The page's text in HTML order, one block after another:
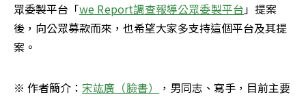
眾委製平台「we Report調查報導公眾委製平台」提案
後，向公眾募款而來，也希望大家多支持這個平台及其提
案。
※ 作者簡介： 宋竑廣（臉書）
，男同志、寫手，目前主要